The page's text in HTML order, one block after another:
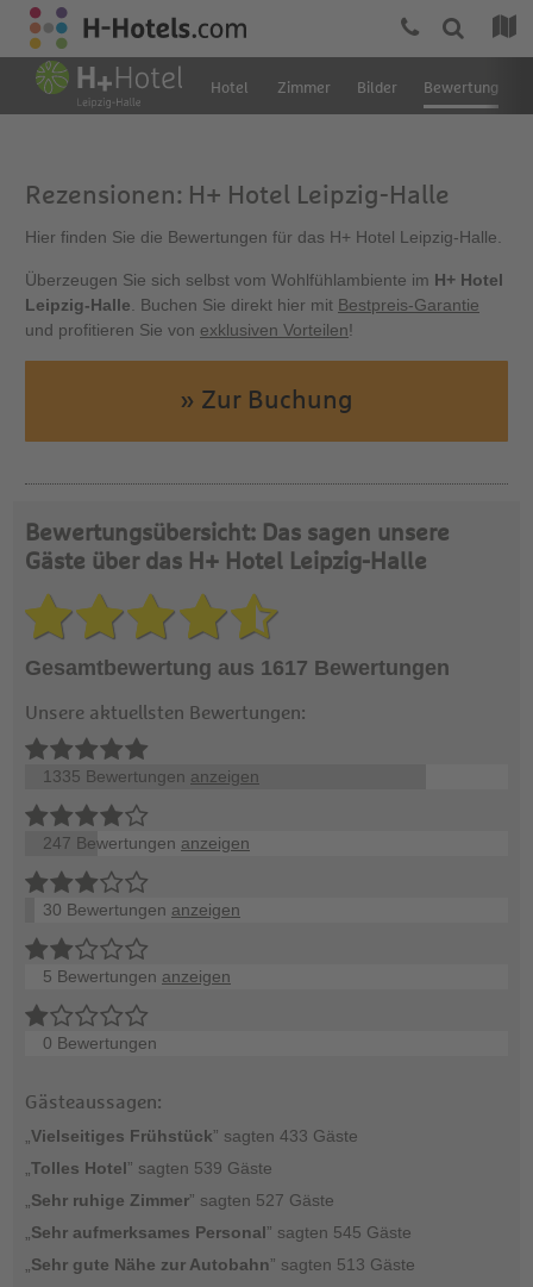
Hotel Zimmer Bilder Bewertung
Rezensionen: H+ Hotel Leipzig-Halle
Hier finden Sie die Bewertungen für das H+ Hotel Leipzig-Halle.
Überzeugen Sie sich selbst vom Wohlfühlambiente im H+ Hotel
Leipzig-Halle . Buchen Sie direkt hier mit Bestpreis-Garantie
und profitieren Sie von exklusiven Vorteilen!
» Zur Buchung
Bewertungsübersicht: Das sagen unsere
Gäste über das H+ Hotel Leipzig-Halle
Gesamtbewertung aus 1617 Bewertungen
Unsere aktuellsten Bewertungen:
1335 Bewertungen anzeigen
247 Bewertungen anzeigen
30 Bewertungen anzeigen
5 Bewertungen anzeigen
0 Bewertungen
Gästeaussagen:
Vielseitiges Frühstück” sagten 433 Gäste
Tolles Hotel” sagten 539 Gäste
Sehr ruhige Zimmer” sagten 527 Gäste
Sehr aufmerksames Personal” sagten 545 Gäste
Sehr gute Nähe zur Autobahn” sagten 513 Gäste